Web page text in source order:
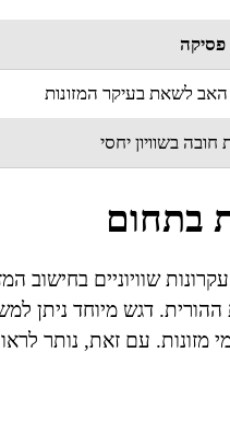
פסיקה
לשאת בעיקר המזונות
חובה בשוויון יחסי
בתחום
שוויוניים
ההורית. דגש מיוחד ניתן
עם זאת, נותר